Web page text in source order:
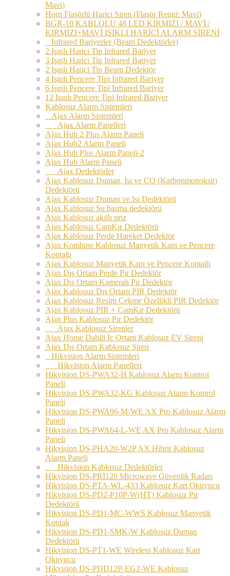
Mavi)
Horn Flaşörlü Harici Siren (Flaşör Rengi: Mavi)
BGR-10 KABLOLU 48 LED KIRMIZI / MAVİ /
KIRMIZI+MAVİ IŞIKLI HARİCİ ALARM SİRENİ
İnfrared Bariyerler (Beam Dedektörler)
2 Işınlı Harici Tip Infrared Bariyer
3 Işınlı Harici Tip Infrared Bariyer
2 Işınlı Harici Tip Beam Dedektör
4 Işınlı Pencere Tipi Infrared Bariyer
6 Işınlı Pencere Tipi Infrared Bariyer
12 Işınlı Pencere Tipi Infrared Bariyer
Kablosuz Alarm Sistemleri
Ajax Alarm Sistemleri
Ajax Alarm Panelleri
Ajax Hub 2 Plus Alarm Paneli
Ajax Hub2 Alarm Paneli
Ajax Hub Plus Alarm Paneli-2
Ajax Hub Alarm Paneli
Ajax Dedektörler
Ajax Kablosuz Duman, Isı ve CO (Karbonmonoksit)
Dedektörü
Ajax Kablosuz Duman ve Isı Dedektörü
Ajax Kablosuz Su basma dedektörü
Ajax Kablosuz akıllı priz
Ajax Kablosuz CamKır Dedektörü
Ajax Kablosuz Perde Hareket Dedektör
Ajax Kombine Kablosuz Manyetik Kapı ve Pencere
Kontağı
Ajax Kablosuz Manyetik Kapı ve Pencere Kontağı
Ajax Dış Ortam Perde Pır Dedektör
Ajax Dış Ortam Kameralı Pır Dedektör
Ajax Kablosuz Dış Ortam PIR Dedektör
Ajax Kablosuz Resim Çekme Özellikli PIR Dedektör
Ajax Kablosuz PIR + CamKır Dedektörü
Ajax Plus Kablosuz Pır Dedektör
Ajax Kablosuz Sirenler
Ajax Home Dahili İç Ortam Kablosuz EV Sireni
Ajax Dış Ortam Kablosuz Siren
Hikvision Alarm Sistemleri
Hikvision Alarm Panelleri
Hikvision DS-PWA32-H Kablosuz Alarm Kontrol
Paneli
Hikvision DS-PWA32-KG Kablosuz Alarm Kontrol
Paneli
Hikvision DS-PWA96-M-WE AX Pro Kablosuz Alarm
Paneli
Hikvision DS-PWA64-L-WE AX Pro Kablosuz Alarm
Paneli
Hikvision DS-PHA20-W2P AX Hibrir Kablosuz
Alarm Paneli
Hikvision Kablosuz Dedektörler
Hikvision DS-PRI120 Microwave Güvenlik Radarı
Hikvision DS-PTA-WL-433 Kablosuz Kart Okuyucu
Hikvision DS-PD2-P10P-W(HT) Kablosuz Pır
Dedektörü
Hikvision DS-PD1-MC-WWS Kablosuz Manyetik
Kontak
Hikvision DS-PD1-SMK-W Kablosuz Duman
Dedektörü
Hikvision DS-PT1-WE Wireless Kablosuz Kart
Okuyucu
Hikvision DS-PDD12P-EG2-WE Kablosuz